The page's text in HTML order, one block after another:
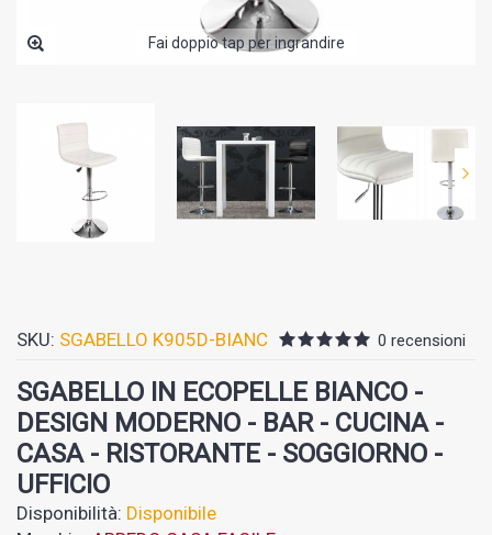
Fai doppio tap per ingrandire
SKU: SGABELLO K905D-BIANC 0 recensioni
SGABELLO IN ECOPELLE BIANCO -
DESIGN MODERNO - BAR - CUCINA -
CASA - RISTORANTE - SOGGIORNO -
UFFICIO
Disponibilità: Disponibile